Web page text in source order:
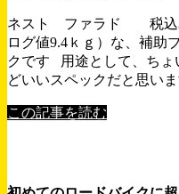
ネスト ファラド 税込み
ログ値9.4ｋｇ）な、補助
クです 用途として、ちょ
どいいスペックだと思い
この記事を読む